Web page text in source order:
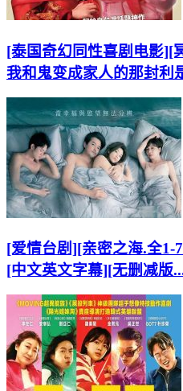
[泰国奇幻同性喜剧电影][
我和鬼变成家人的那封利
[爱情台剧][亲密之海.全1-
[中文英文字幕][无删减版